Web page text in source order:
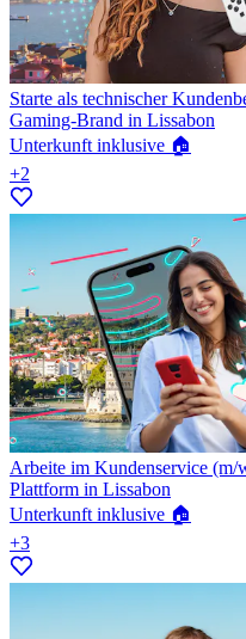
Starte als technischer
Gaming-Brand in Lissabon
Unterkunft inklusive 🏠
+2
Arbeite im Kundenservice (m/
Plattform in Lissabon
Unterkunft inklusive 🏠
+3